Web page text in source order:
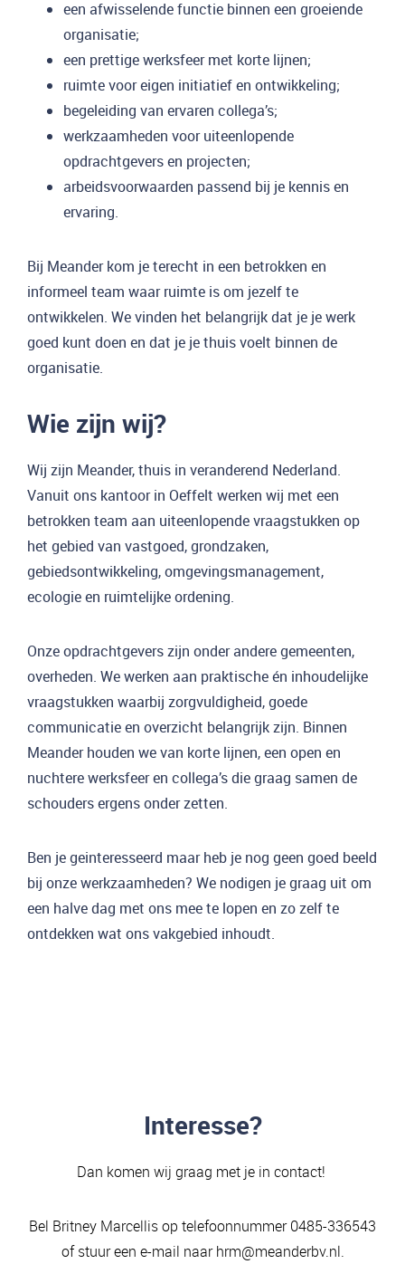
een afwisselende functie binnen een groeiende
organisatie;
een prettige werksfeer met korte lijnen;
ruimte voor eigen initiatief en ontwikkeling;
begeleiding van ervaren collega’s;
werkzaamheden voor uiteenlopende
opdrachtgevers en projecten;
arbeidsvoorwaarden passend bij je kennis en
ervaring.
Bij Meander kom je terecht in een betrokken en
informeel team waar ruimte is om jezelf te
ontwikkelen. We vinden het belangrijk dat je je werk
goed kunt doen en dat je je thuis voelt binnen de
organisatie.
Wie zijn wij?
Wij zijn Meander, thuis in veranderend Nederland.
Vanuit ons kantoor in Oeffelt werken wij met een
betrokken team aan uiteenlopende vraagstukken op
het gebied van vastgoed, grondzaken,
gebiedsontwikkeling, omgevingsmanagement,
ecologie en ruimtelijke ordening.
Onze opdrachtgevers zijn onder andere gemeenten,
overheden. We werken aan praktische én inhoudelijke
vraagstukken waarbij zorgvuldigheid, goede
communicatie en overzicht belangrijk zijn. Binnen
Meander houden we van korte lijnen, een open en
nuchtere werksfeer en collega’s die graag samen de
schouders ergens onder zetten.
Ben je geinteresseerd maar heb je nog geen goed beeld
bij onze werkzaamheden? We nodigen je graag uit om
een halve dag met ons mee te lopen en zo zelf te
ontdekken wat ons vakgebied inhoudt.
Interesse?
Dan komen wij graag met je in contact!
Bel Britney Marcellis op telefoonnummer 0485-336543
of stuur een e-mail naar hrm@meanderbv.nl.